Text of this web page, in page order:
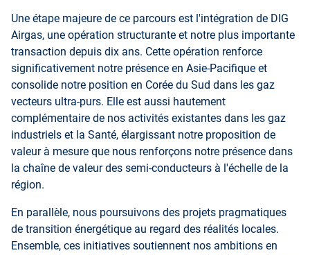
Une étape majeure de ce parcours est l'intégration de DIG
Airgas, une opération structurante et notre plus importante
transaction depuis dix ans. Cette opération renforce
significativement notre présence en Asie-Pacifique et
consolide notre position en Corée du Sud dans les gaz
vecteurs ultra-purs. Elle est aussi hautement
complémentaire de nos activités existantes dans les gaz
industriels et la Santé, élargissant notre proposition de
valeur à mesure que nous renforçons notre présence dans
la chaîne de valeur des semi-conducteurs à l'échelle de la
région.
En parallèle, nous poursuivons des projets pragmatiques
de transition énergétique au regard des réalités locales.
Ensemble, ces initiatives soutiennent nos ambitions en